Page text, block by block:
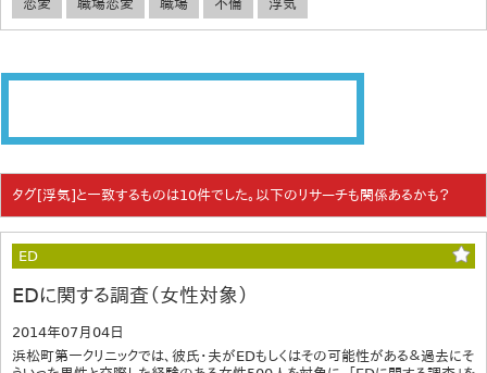
恋愛 職場恋愛 職場 不倫 浮気
タグ[浮気]と一致するものは10件でした。以下のリサーチも関係あるかも？
ED
EDに関する調査（女性対象）
2014年07月04日
浜松町第一クリニックでは、彼氏・夫がEDもしくはその可能性がある＆過去にそ